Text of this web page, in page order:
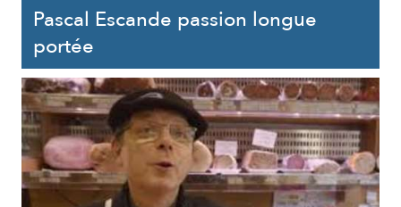
Pascal Escande passion longue
portée